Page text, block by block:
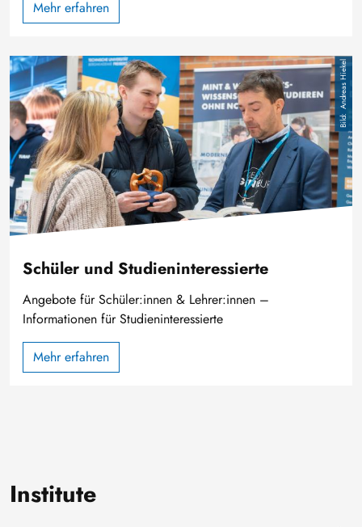
Mehr erfahren
Bild Andreas Hiekel
Schüler und Studieninteressierte
Angebote für Schüler:innen & Lehrer:innen –
Informationen für Studieninteressierte
Mehr erfahren
Institute